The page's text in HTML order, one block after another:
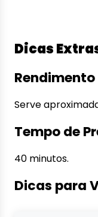
Dicas
Serve
Tempo de
40 minutos.
Dicas para